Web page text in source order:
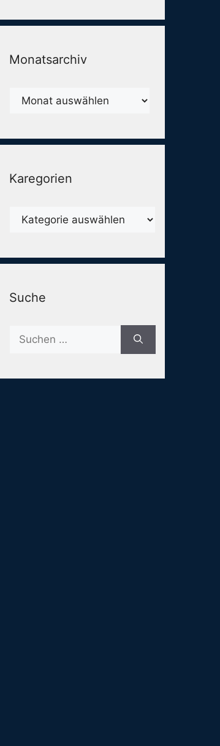
Monatsarchiv
Monatsarchiv
Karegorien
Karegorien
Suche
nach: